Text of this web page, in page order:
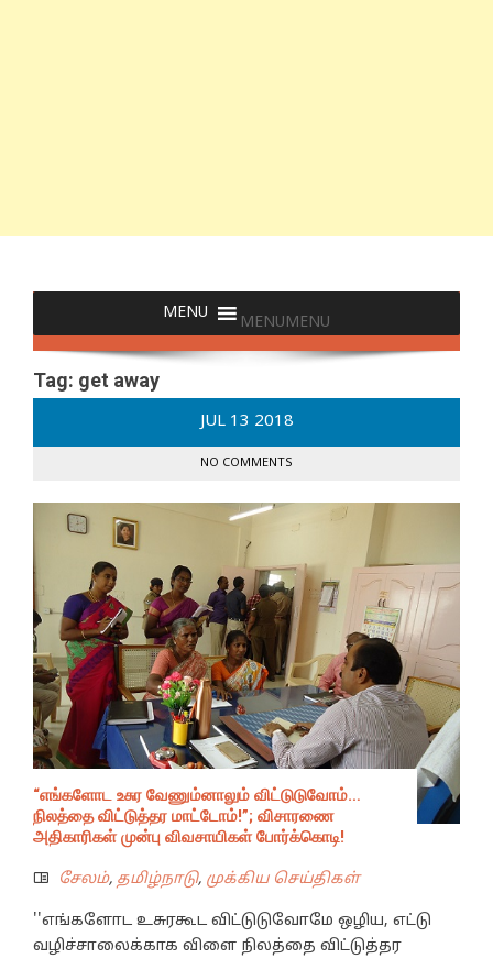
MENUMENU
Tag: get away
JUL 13 2018
NO COMMENTS
“எங்களோட உசுர வேணும்னாலும் விட்டுடுவோம்…
நிலத்தை விட்டுத்தர மாட்டோம்!”; விசாரணை
அதிகாரிகள் முன்பு விவசாயிகள் போர்க்கொடி!
சேலம், தமிழ்நாடு, முக்கிய செய்திகள்
''எங்களோட உசுரகூட விட்டுடுவோமே ஒழிய, எட்டு
வழிச்சாலைக்காக விளை நிலத்தை விட்டுத்தர